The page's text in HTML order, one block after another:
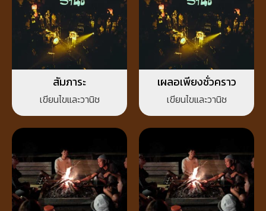
สัมภาระ
เขียนไขและวานิช
เผลอเพียงชั่วคราว
เขียนไขและวานิช